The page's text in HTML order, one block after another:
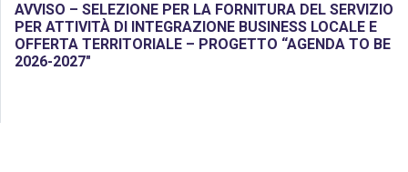
AVVISO – SELEZIONE PER LA FORNITURA DEL SERVIZIO
PER ATTIVITÀ DI INTEGRAZIONE BUSINESS LOCALE E
OFFERTA TERRITORIALE – PROGETTO “AGENDA TO BE
2026-2027″